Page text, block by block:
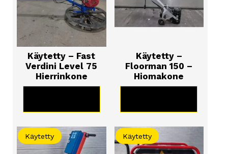
Käytetty – Fast
Verdini Level 75
Hierrinkone
Käytetty –
Floorman 150 –
Hiomakone
Käytetty Käytetty